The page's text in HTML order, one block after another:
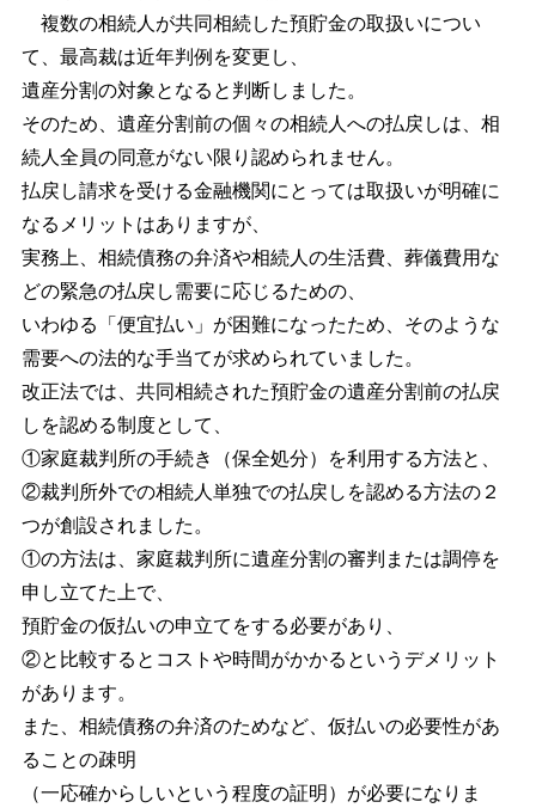
複数の相続人が共同相続した預貯金の取扱いについ
て、最高裁は近年判例を変更し、
遺産分割の対象となると判断しました。
そのため、遺産分割前の個々の相続人への払戻しは、相
続人全員の同意がない限り認められません。
払戻し請求を受ける金融機関にとっては取扱いが明確に
なるメリットはありますが、
実務上、相続債務の弁済や相続人の生活費、葬儀費用な
どの緊急の払戻し需要に応じるための、
いわゆる「便宜払い」が困難になったため、そのような
需要への法的な手当てが求められていました。
改正法では、共同相続された預貯金の遺産分割前の払戻
しを認める制度として、
①家庭裁判所の手続き（保全処分）を利用する方法と、
②裁判所外での相続人単独での払戻しを認める方法の２
つが創設されました。
①の方法は、家庭裁判所に遺産分割の審判または調停を
申し立てた上で、
預貯金の仮払いの申立てをする必要があり、
②と比較するとコストや時間がかかるというデメリット
があります。
また、相続債務の弁済のためなど、仮払いの必要性があ
ることの疎明
（一応確からしいという程度の証明）が必要になりま